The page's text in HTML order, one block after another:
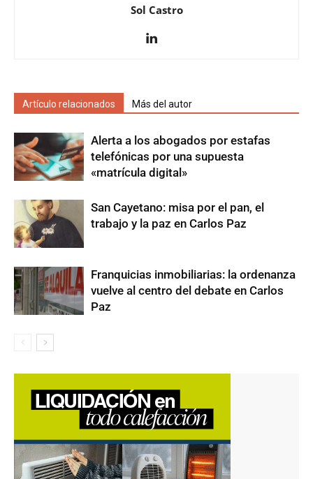
Sol Castro
Artículo relacionados Más del autor
Alerta a los abogados por estafas
telefónicas por una supuesta
«matrícula digital»
San Cayetano: misa por el pan, el
trabajo y la paz en Carlos Paz
Franquicias inmobiliarias: la ordenanza
vuelve al centro del debate en Carlos
Paz